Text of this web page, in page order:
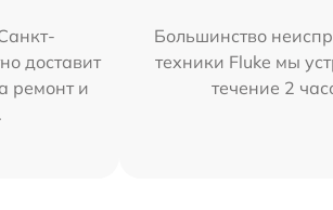
доставит
ремонт и
Большинство
техники Fluke мы
течение 2